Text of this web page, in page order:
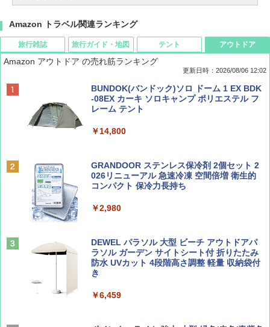
Amazon トラベル関連ランキング
旅行雑誌
ディズニーファン ２０２６年 ９月号 [雑
誌] (ＤＩＳＮＥＹ ＦＡＮ)
Coyote No.89 特集 星野道夫 夢見る旅
￥1,540
山と溪谷 2026年8月号「南アルプス大全」
￥1,540
旅行ガイド・地図
D40 地球の歩き方 チェンマイ タイ北部の魅
力的な町 2026～2027 地球の歩き方D アジア
A09 地球の歩き方 イタリア 2026～2027 地
球の歩き方A ヨーロッパ
A26 地球の歩き方 チェコ ポーランド スロヴ
ァキア 2026～2027 地球の歩き方A ヨーロッ
パ
テント
[キャンパーズコレクション 山善] ポップアッ
プテント 傘みたいに広げて畳める パッとサ
ッとサンシェード キューブ フルクローズ メ
&ハイキング カーキ PATC-150(KH)
PYKES PEAK (パイクスピーク) 着替えテン
人用 折りたたみ 防災グッズ 災害用トイレ ビ
￥-
テント ワンタッチ RENEW 幅200 2-3人用 43
アウトドア
Amazon アウトドア の売れ筋ランキング
更新日時：2026/08/06 12:02
BUNDOK(バンドック)ソロ ドーム 1 EX BDK
-08EX カーキ ソロキャンプ ポリエステル フ
レーム テント
￥14,800
GRANDOOR ステンレス保冷剤 2個セット 2
026リニューアル 急速冷凍 空間倍増 衛生的
コンパクト 保冷力長持ち
￥2,980
DEWEL パラソル 大型 ビーチ アウトドアパ
ラソル ガーデン サイトシート付 折りたたみ
防水 UVカット 4段階高さ調整 軽量 収納袋付
き
￥6,459